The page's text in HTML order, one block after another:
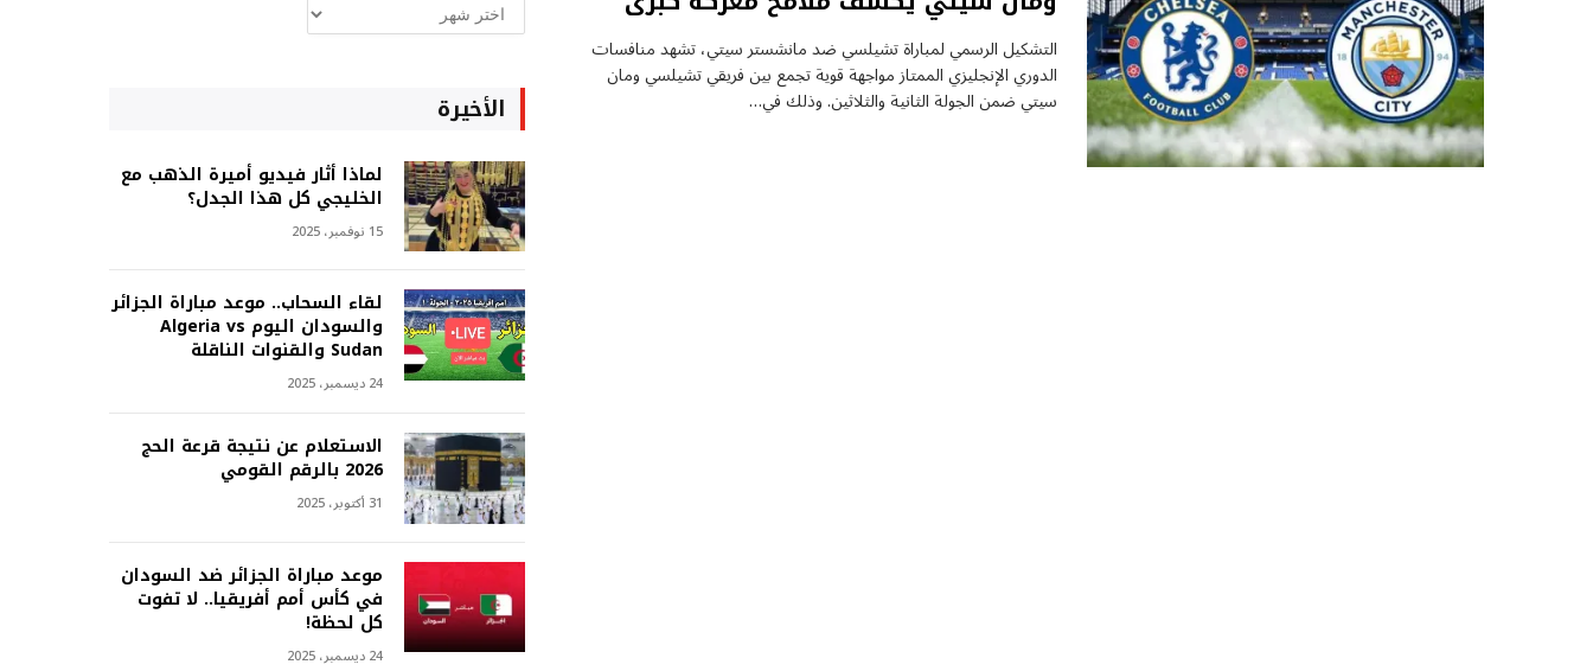
التشكيل الرسمي لمباراة تشيلسي ضد مانشستر سيتي، تشهد منافسات
الدوري الإنجليزي الممتاز مواجهة قوية تجمع بين فريقي تشيلسي ومان
سيتي ضمن الجولة الثانية والثلاثين. وذلك في…
غربة
الأخيرة
لماذا أثار فيديو أميرة الذهب مع
الخليجي كل هذا الجدل؟
15 نوفمبر، 2025
لقاء السحاب.. موعد مباراة الجزائر
والسودان اليوم Algeria vs
Sudan والقنوات الناقلة
24 ديسمبر، 2025
الاستعلام عن نتيجة قرعة الحج
2026 بالرقم القومي
31 أكتوبر، 2025
موعد مباراة الجزائر ضد السودان
في كأس أمم أفريقيا.. لا تفوت
كل لحظة!
24 ديسمبر، 2025